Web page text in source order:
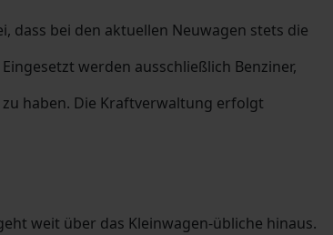
dass bei den aktuellen Neuwagen stets die
werden ausschließlich Benziner,
haben. Die Kraftverwaltung erfolgt
weit über das Kleinwagen-übliche hinaus.